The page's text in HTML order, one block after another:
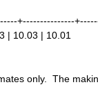
+---------------
| 10.03 | 10.01
only. The